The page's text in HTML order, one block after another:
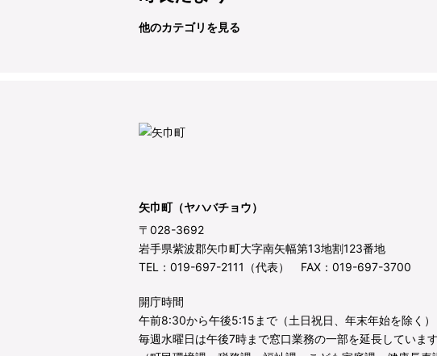
他のカテゴリを見る
矢巾町（ヤハバチョウ）
〒028-3692
岩手県紫波郡矢巾町大字南矢幅第13地割123番地
TEL：019-697-2111（代表） FAX：019-697-3700
開庁時間
午前8:30から午後5:15まで（土日祝日、年末年始を除く）
毎週水曜日は午後7時まで窓口業務の一部を延長しています